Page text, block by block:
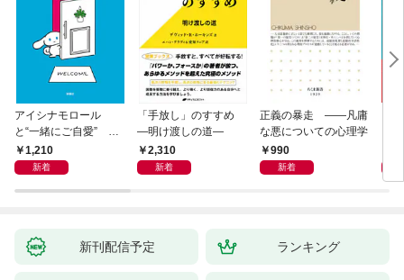
アイシナモロール
と“一緒にご自愛” ～
自分を好きになるため
の56のコツ～
1,210
新着
「手放し」のすすめ
―明け渡しの道―
2,310
新着
正義の暴走 ――凡庸
な悪についての心理学
990
新着
新刊配信予定 ランキング